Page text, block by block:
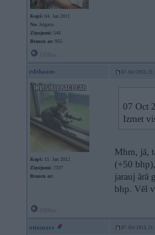
Kopš: 04. Jan 2011
No: Jelgava
Ziņojumi: 546
Braucu ar: 955
edzhaans 07. Oct 2013,
Kopš: 15. Jan 2012
Ziņojumi: 7337
Braucu ar:
07 Oct
Izmet
Mhm, jā,
(+50
jarauj ārā
bhp. Vēl
ottomars 07. Oct 2013,